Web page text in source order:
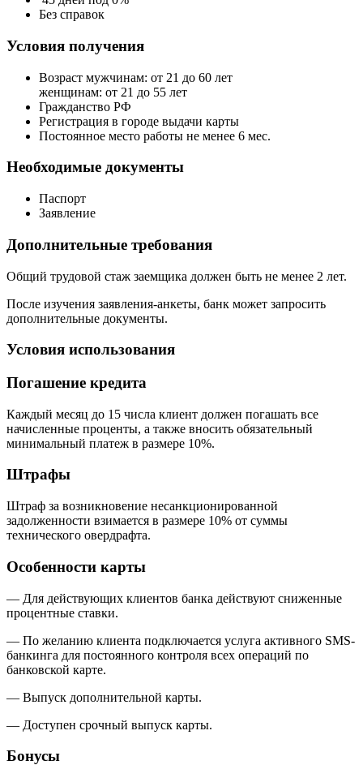
Без справок
Условия получения
Возраст мужчинам: от 21 до 60 лет
женщинам: от 21 до 55 лет
Гражданство РФ
Регистрация в городе выдачи карты
Постоянное место работы не менее 6 мес.
Необходимые документы
Паспорт
Заявление
Дополнительные требования
Общий трудовой стаж заемщика должен быть не менее 2 лет.
После изучения заявления-анкеты, банк может запросить
дополнительные документы.
Условия использования
Погашение кредита
Каждый месяц до 15 числа клиент должен погашать все
начисленные проценты, а также вносить обязательный
минимальный платеж в размере 10%.
Штрафы
Штраф за возникновение несанкционированной
задолженности взимается в размере 10% от суммы
технического овердрафта.
Особенности карты
— Для действующих клиентов банка действуют сниженные
процентные ставки.
— По желанию клиента подключается услуга активного SMS-
банкинга для постоянного контроля всех операций по
банковской карте.
— Выпуск дополнительной карты.
— Доступен срочный выпуск карты.
Бонусы